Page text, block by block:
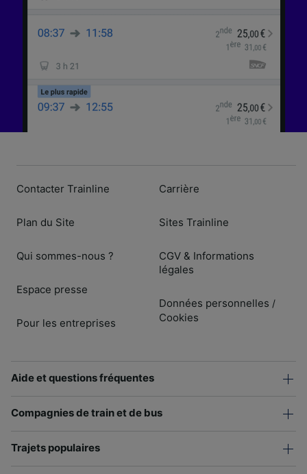
Contacter Trainline
Plan du Site
Qui sommes-nous ?
Espace presse
Pour les entreprises
Carrière
Sites Trainline
CGV & Informations
légales
Données personnelles /
Cookies
Aide et questions fréquentes
Compagnies de train et de bus
Trajets populaires